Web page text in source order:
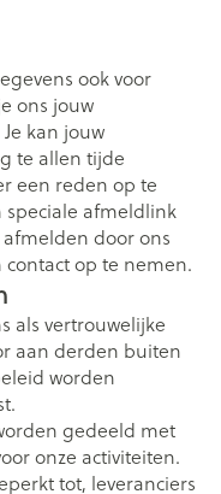
ook voor
ons jouw
kan jouw
te allen tijde
een reden op te
speciale afmeldlink
door ons
op te nemen.
als vertrouwelijke
aan derden buiten
worden
gedeeld met
onze activiteiten.
tot, leveranciers